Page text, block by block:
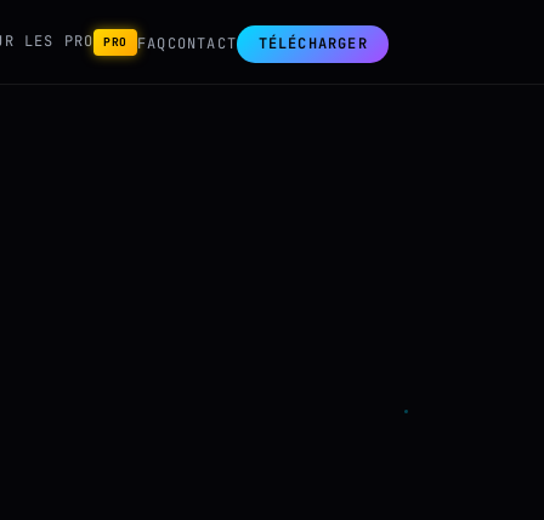
LES PRO PRO FAQCONTACT TÉLÉCHARGER